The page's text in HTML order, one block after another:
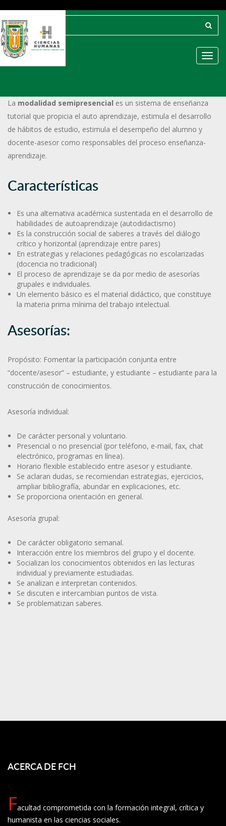
La modalidad semipresencial es un sistema de enseñanza
tutorial que propicia el auto aprendizaje, estimula el desarrollo
de hábitos de estudio, estimula el desempeño del alumno y
docente-asesor como responsables del proceso enseñanza-
aprendizaje.
Características
Es una alternativa académica sustentada en el desarrollo de
habilidades de autoaprendizaje (autodidactismo)
Es la construcción social de saberes a través del diálogo
crítico y horizontal (aprendizaje entre pares)
En estrategias y relaciones pedagógicas no escolarizadas
(docencia no tradicional)
El proceso de aprendizaje se da por medio de asesorías
grupales e individuales.
Un elemento básico es el material didáctico, que constituye
la materia prima mínima del trabajo intelectual.
Asesorías:
Propósito: Fomentar la participación conjunta entre
“docente/asesor” – estudiante, y estudiante – estudiante para la
construcción de conocimientos.
Asesoría individual:
De carácter personal y voluntario.
Presencial o no presencial (por teléfono, e-mail, fax, chat
electrónico, programas en línea).
Horario flexible establecido entre asesor y estudiante.
Se aclaran dudas, se recomiendan estrategias, ejercicios,
ampliar bibliografía, abundar en explicaciones, etc.
Se proporciona orientación en general.
Asesoría grupal:
De carácter obligatorio semanal.
Interacción entre los miembros del grupo y el docente.
Socializan los conocimientos obtenidos en las lecturas
individual y previamente estudiadas.
Se analizan e interpretan contenidos.
Se discuten e intercambian puntos de vista.
Se problematizan saberes.
ACERCA DE FCH
Facultad comprometida con la formación integral, crítica y
humanista en las ciencias sociales.